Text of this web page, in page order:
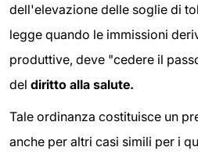
dell'elevazione delle soglie di
legge quando le immissioni
produttive, deve "cedere il
del diritto alla salute.
Tale ordinanza costituisce un
anche per altri casi simili per i